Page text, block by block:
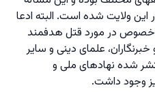
ولایت شده است. البته ادعا
در مورد قتل هدفمند
علمای دینی و سایر
شده نهادهای ملی و
وجود داشت.